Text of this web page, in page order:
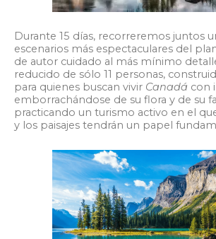
Durante 15 días, recorreremos juntos
escenarios más espectaculares del
de autor cuidado al más mínimo
reducido de sólo 11 personas,
para quienes buscan vivir Canadá con
emborrachándose de su flora y de su
practicando un turismo activo en el
y los paisajes tendrán un papel